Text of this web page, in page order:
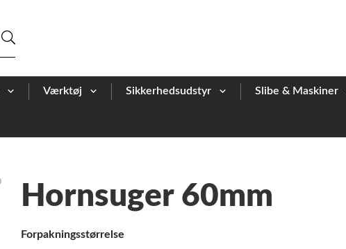
Værktøj Sikkerhedsudstyr Slibe & Maskiner
Hornsuger 60mm
Forpakningsstørrelse